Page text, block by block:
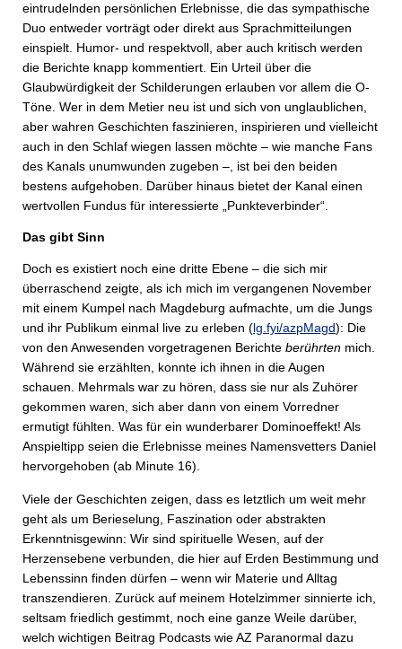
eintrudelnden persönlichen Erlebnisse, die das sympathische
Duo entweder vorträgt oder direkt aus Sprachmitteilungen
einspielt. Humor- und respektvoll, aber auch kritisch werden
die Berichte knapp kommentiert. Ein Urteil über die
Glaubwürdigkeit der Schilderungen erlauben vor allem die O-
Töne. Wer in dem Metier neu ist und sich von unglaublichen,
aber wahren Geschichten faszinieren, inspirieren und vielleicht
auch in den Schlaf wiegen lassen möchte – wie manche Fans
des Kanals unumwunden zugeben –, ist bei den beiden
bestens aufgehoben. Darüber hinaus bietet der Kanal einen
wertvollen Fundus für interessierte „Punkteverbinder“.
Das gibt Sinn
Doch es existiert noch eine dritte Ebene – die sich mir
überraschend zeigte, als ich mich im vergangenen November
mit einem Kumpel nach Magdeburg aufmachte, um die Jungs
und ihr Publikum einmal live zu erleben (lg.fyi/azpMagd): Die
von den Anwesenden vorgetragenen Berichte berührten mich.
Während sie erzählten, konnte ich ihnen in die Augen
schauen. Mehrmals war zu hören, dass sie nur als Zuhörer
gekommen waren, sich aber dann von einem Vorredner
ermutigt fühlten. Was für ein wunderbarer Dominoeffekt! Als
Anspieltipp seien die Erlebnisse meines Namensvetters Daniel
hervorgehoben (ab Minute 16).
Viele der Geschichten zeigen, dass es letztlich um weit mehr
geht als um Berieselung, Faszination oder abstrakten
Erkenntnisgewinn: Wir sind spirituelle Wesen, auf der
Herzensebene verbunden, die hier auf Erden Bestimmung und
Lebenssinn finden dürfen – wenn wir Materie und Alltag
transzendieren. Zurück auf meinem Hotelzimmer sinnierte ich,
seltsam friedlich gestimmt, noch eine ganze Weile darüber,
welch wichtigen Beitrag Podcasts wie AZ Paranormal dazu